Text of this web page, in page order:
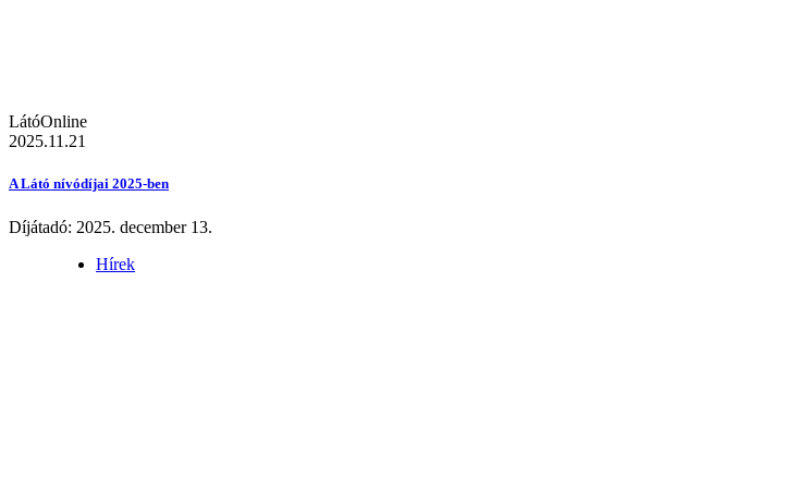
LátóOnline
2025.11.21
A Látó nívódíjai 2025-ben
Díjátadó: 2025. december 13.
Hírek